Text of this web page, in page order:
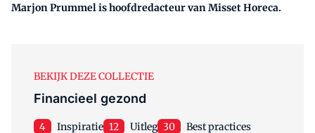
Marjon Prummel is hoofdredacteur van Misset Horeca.
BEKIJK DEZE COLLECTIE
Financieel gezond
4 Inspiratie 12 Uitleg 30
Best practices